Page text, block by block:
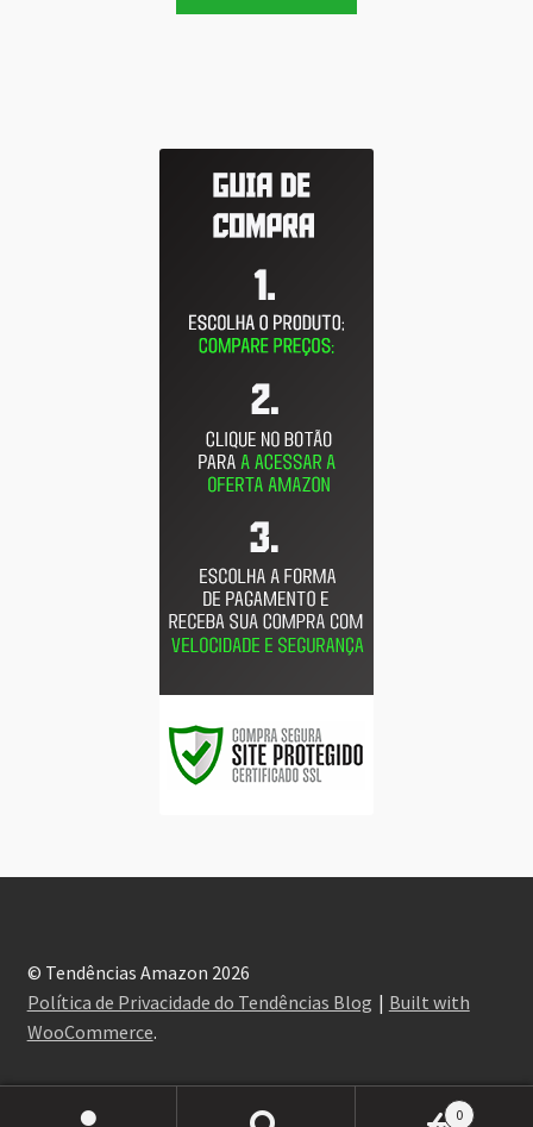
© Tendências Amazon 2026
Política de Privacidade do Tendências Blog
Built with
WooCommerce.
0